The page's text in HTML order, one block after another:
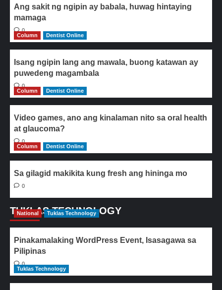
Ang sakit ng ngipin ay babala, huwag hintaying
mamaga
0
Column
Dentist Online
Isang ngipin lang ang mawala, buong katawan ay
puwedeng magambala
0
Column
Dentist Online
Video games, ano ang kinalaman nito sa oral health
at glaucoma?
0
Column
Dentist Online
Sa gilagid makikita kung fresh ang hininga mo
0
TUKLAS TECHNOLOGY
National Tuklas Technology
Pinakamalaking WordPress Event, Isasagawa sa
Pilipinas
0
Tuklas Technology